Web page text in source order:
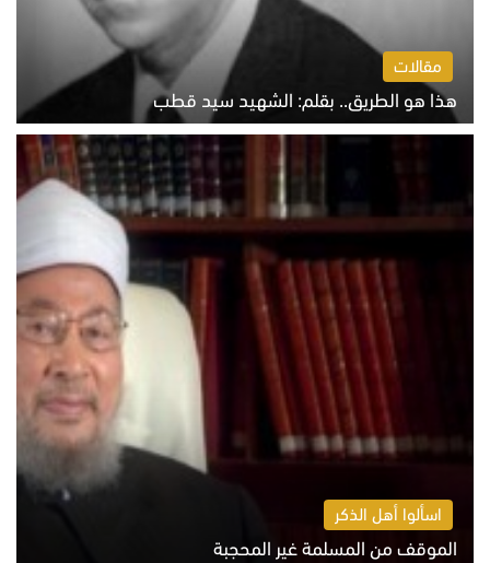
مقالات
هذا هو الطريق.. بقلم: الشهيد سيد قطب
الخميس 6 أغسطس 2026 10:52 ص
اسألوا أهل الذكر
الموقف من المسلمة غير المحجبة